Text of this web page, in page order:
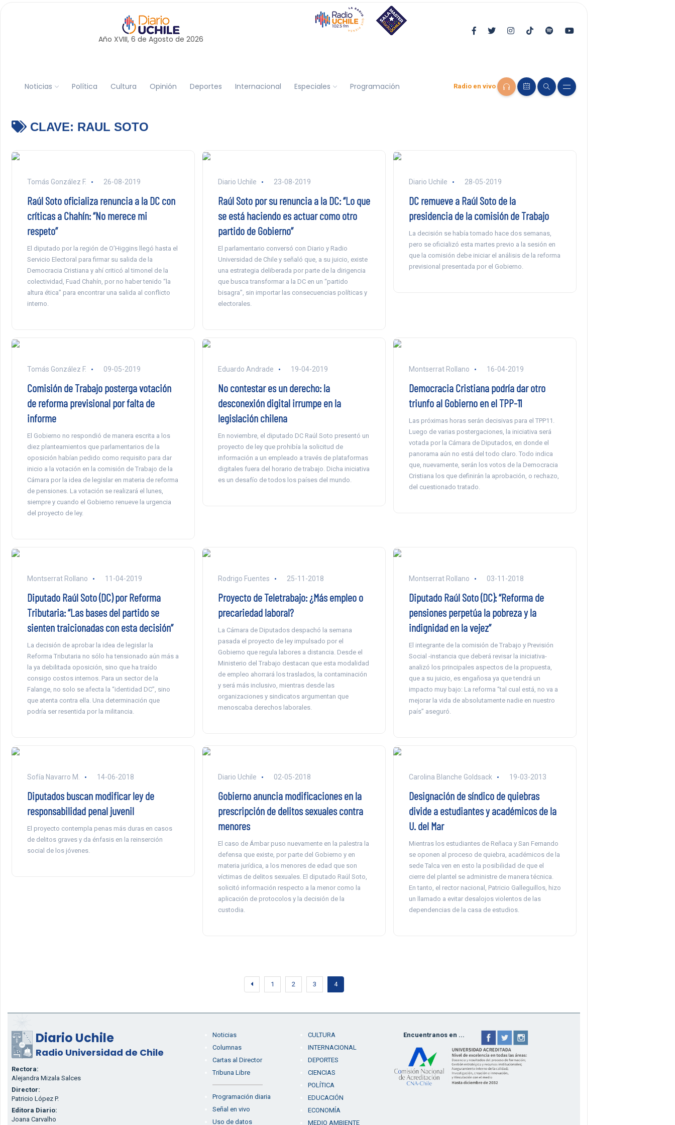
Año XVIII, 6 de Agosto de 2026
Noticias Política Cultura Opinión Deportes Internacional Especiales Programación Radio en vivo
CLAVE: RAUL SOTO
Tomás González F. 26-08-2019
Raúl Soto oficializa renuncia a la DC con
críticas a Chahín: “No merece mi
respeto”
El diputado por la región de O’Higgins llegó hasta el
Servicio Electoral para firmar su salida de la
Democracia Cristiana y ahí criticó al timonel de la
colectividad, Fuad Chahín, por no haber tenido “la
altura ética” para encontrar una salida al conflicto
interno.
Diario Uchile 23-08-2019
Raúl Soto por su renuncia a la DC: “Lo que
se está haciendo es actuar como otro
partido de Gobierno”
El parlamentario conversó con Diario y Radio
Universidad de Chile y señaló que, a su juicio, existe
una estrategia deliberada por parte de la dirigencia
que busca transformar a la DC en un “partido
bisagra”, sin importar las consecuencias políticas y
electorales.
Diario Uchile 28-05-2019
DC remueve a Raúl Soto de la
presidencia de la comisión de Trabajo
La decisión se había tomado hace dos semanas,
pero se oficializó esta martes previo a la sesión en
que la comisión debe iniciar el análisis de la reforma
previsional presentada por el Gobierno.
Tomás González F. 09-05-2019
Comisión de Trabajo posterga votación
de reforma previsional por falta de
informe
El Gobierno no respondió de manera escrita a los
diez planteamientos que parlamentarios de la
oposición habían pedido como requisito para dar
inicio a la votación en la comisión de Trabajo de la
Cámara por la idea de legislar en materia de reforma
de pensiones. La votación se realizará el lunes,
siempre y cuando el Gobierno renueve la urgencia
del proyecto de ley.
Eduardo Andrade 19-04-2019
No contestar es un derecho: la
desconexión digital irrumpe en la
legislación chilena
En noviembre, el diputado DC Raúl Soto presentó un
proyecto de ley que prohibía la solicitud de
información a un empleado a través de plataformas
digitales fuera del horario de trabajo. Dicha iniciativa
es un desafío de todos los países del mundo.
Montserrat Rollano 16-04-2019
Democracia Cristiana podría dar otro
triunfo al Gobierno en el TPP-11
Las próximas horas serán decisivas para el TPP11.
Luego de varias postergaciones, la iniciativa será
votada por la Cámara de Diputados, en donde el
panorama aún no está del todo claro. Todo indica
que, nuevamente, serán los votos de la Democracia
Cristiana los que definirán la aprobación, o rechazo,
del cuestionado tratado.
Montserrat Rollano 11-04-2019
Diputado Raúl Soto (DC) por Reforma
Tributaria: “Las bases del partido se
sienten traicionadas con esta decisión”
La decisión de aprobar la idea de legislar la
Reforma Tributaria no sólo ha tensionado aún más a
la ya debilitada oposición, sino que ha traído
consigo costos internos. Para un sector de la
Falange, no solo se afecta la “identidad DC”, sino
que atenta contra ella. Una determinación que
podría ser resentida por la militancia.
Rodrigo Fuentes 25-11-2018
Proyecto de Teletrabajo: ¿Más empleo o
precariedad laboral?
La Cámara de Diputados despachó la semana
pasada el proyecto de ley impulsado por el
Gobierno que regula labores a distancia. Desde el
Ministerio del Trabajo destacan que esta modalidad
de empleo ahorrará los traslados, la contaminación
y será más inclusivo, mientras desde las
organizaciones y sindicatos argumentan que
menoscaba derechos laborales.
Montserrat Rollano 03-11-2018
Diputado Raúl Soto (DC): “Reforma de
pensiones perpetúa la pobreza y la
indignidad en la vejez”
El integrante de la comisión de Trabajo y Previsión
Social -instancia que deberá revisar la iniciativa-
analizó los principales aspectos de la propuesta,
que a su juicio, es engañosa ya que tendrá un
impacto muy bajo: La reforma “tal cual está, no va a
mejorar la vida de absolutamente nadie en nuestro
país” aseguró.
Sofía Navarro M. 14-06-2018
Diputados buscan modificar ley de
responsabilidad penal juvenil
El proyecto contempla penas más duras en casos
de delitos graves y da énfasis en la reinserción
social de los jóvenes.
Diario Uchile 02-05-2018
Gobierno anuncia modificaciones en la
prescripción de delitos sexuales contra
menores
El caso de Ámbar puso nuevamente en la palestra la
defensa que existe, por parte del Gobierno y en
materia jurídica, a los menores de edad que son
víctimas de delitos sexuales. El diputado Raúl Soto,
solicitó información respecto a la menor como la
aplicación de protocolos y la decisión de la
custodia.
Carolina Blanche Goldsack 19-03-2013
Designación de síndico de quiebras
divide a estudiantes y académicos de la
U. del Mar
Mientras los estudiantes de Reñaca y San Fernando
se oponen al proceso de quiebra, académicos de la
sede Talca ven en esto la posibilidad de que el
cierre del plantel se administre de manera técnica.
En tanto, el rector nacional, Patricio Galleguillos, hizo
un llamado a evitar desalojos violentos de las
dependencias de la casa de estudios.
1 2 3 4
Diario Uchile
Radio Universidad de Chile
Rectora:
Alejandra Mizala Salces
Director:
Patricio López P.
Editora Diario:
Joana Carvalho
Noticias
Columnas
Cartas al Director
Tribuna Libre
Programación diaria
Señal en vivo
Uso de datos
CULTURA
INTERNACIONAL
DEPORTES
CIENCIAS
POLÍTICA
EDUCACIÓN
ECONOMÍA
MEDIO AMBIENTE
Encuentranos en ...